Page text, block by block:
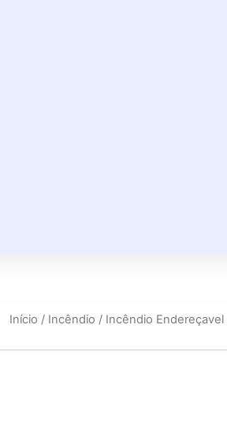
Início / Incêndio / Incêndio Endereçavel